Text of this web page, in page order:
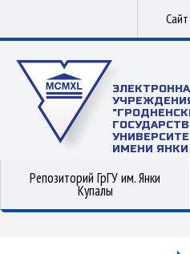
ИМЕНИ
Репозиторий ГрГУ им. Янки
Купалы